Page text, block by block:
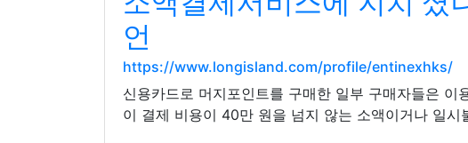
언
https://www.longisland.com/profile/entinexhks/
신용카드로 머지포인트를 구매한 일부 구매자들은
이 결제 비용이 40만 원을 넘지 않는 소액이거나 일